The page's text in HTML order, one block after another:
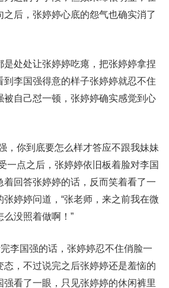
后，张婷婷心底的怨气也确实消了
是处处让张婷婷吃瘪，把张婷婷拿捏
到李国强得意的样子张婷婷就忍不住
被自己怼一顿，张婷婷确实感觉到心
，你到底要怎么样才答应不跟我妹妹
一点之后，张婷婷依旧板着脸对李国
着回答张婷婷的话，反而笑着看了一
张婷婷问道，“张老师，来之前我在微
没照着做啊！”
李国强的话，张婷婷忍不住俏脸一
态，不过说完之后张婷婷还是羞恼的
看了一眼，只见张婷婷的休闲裤里